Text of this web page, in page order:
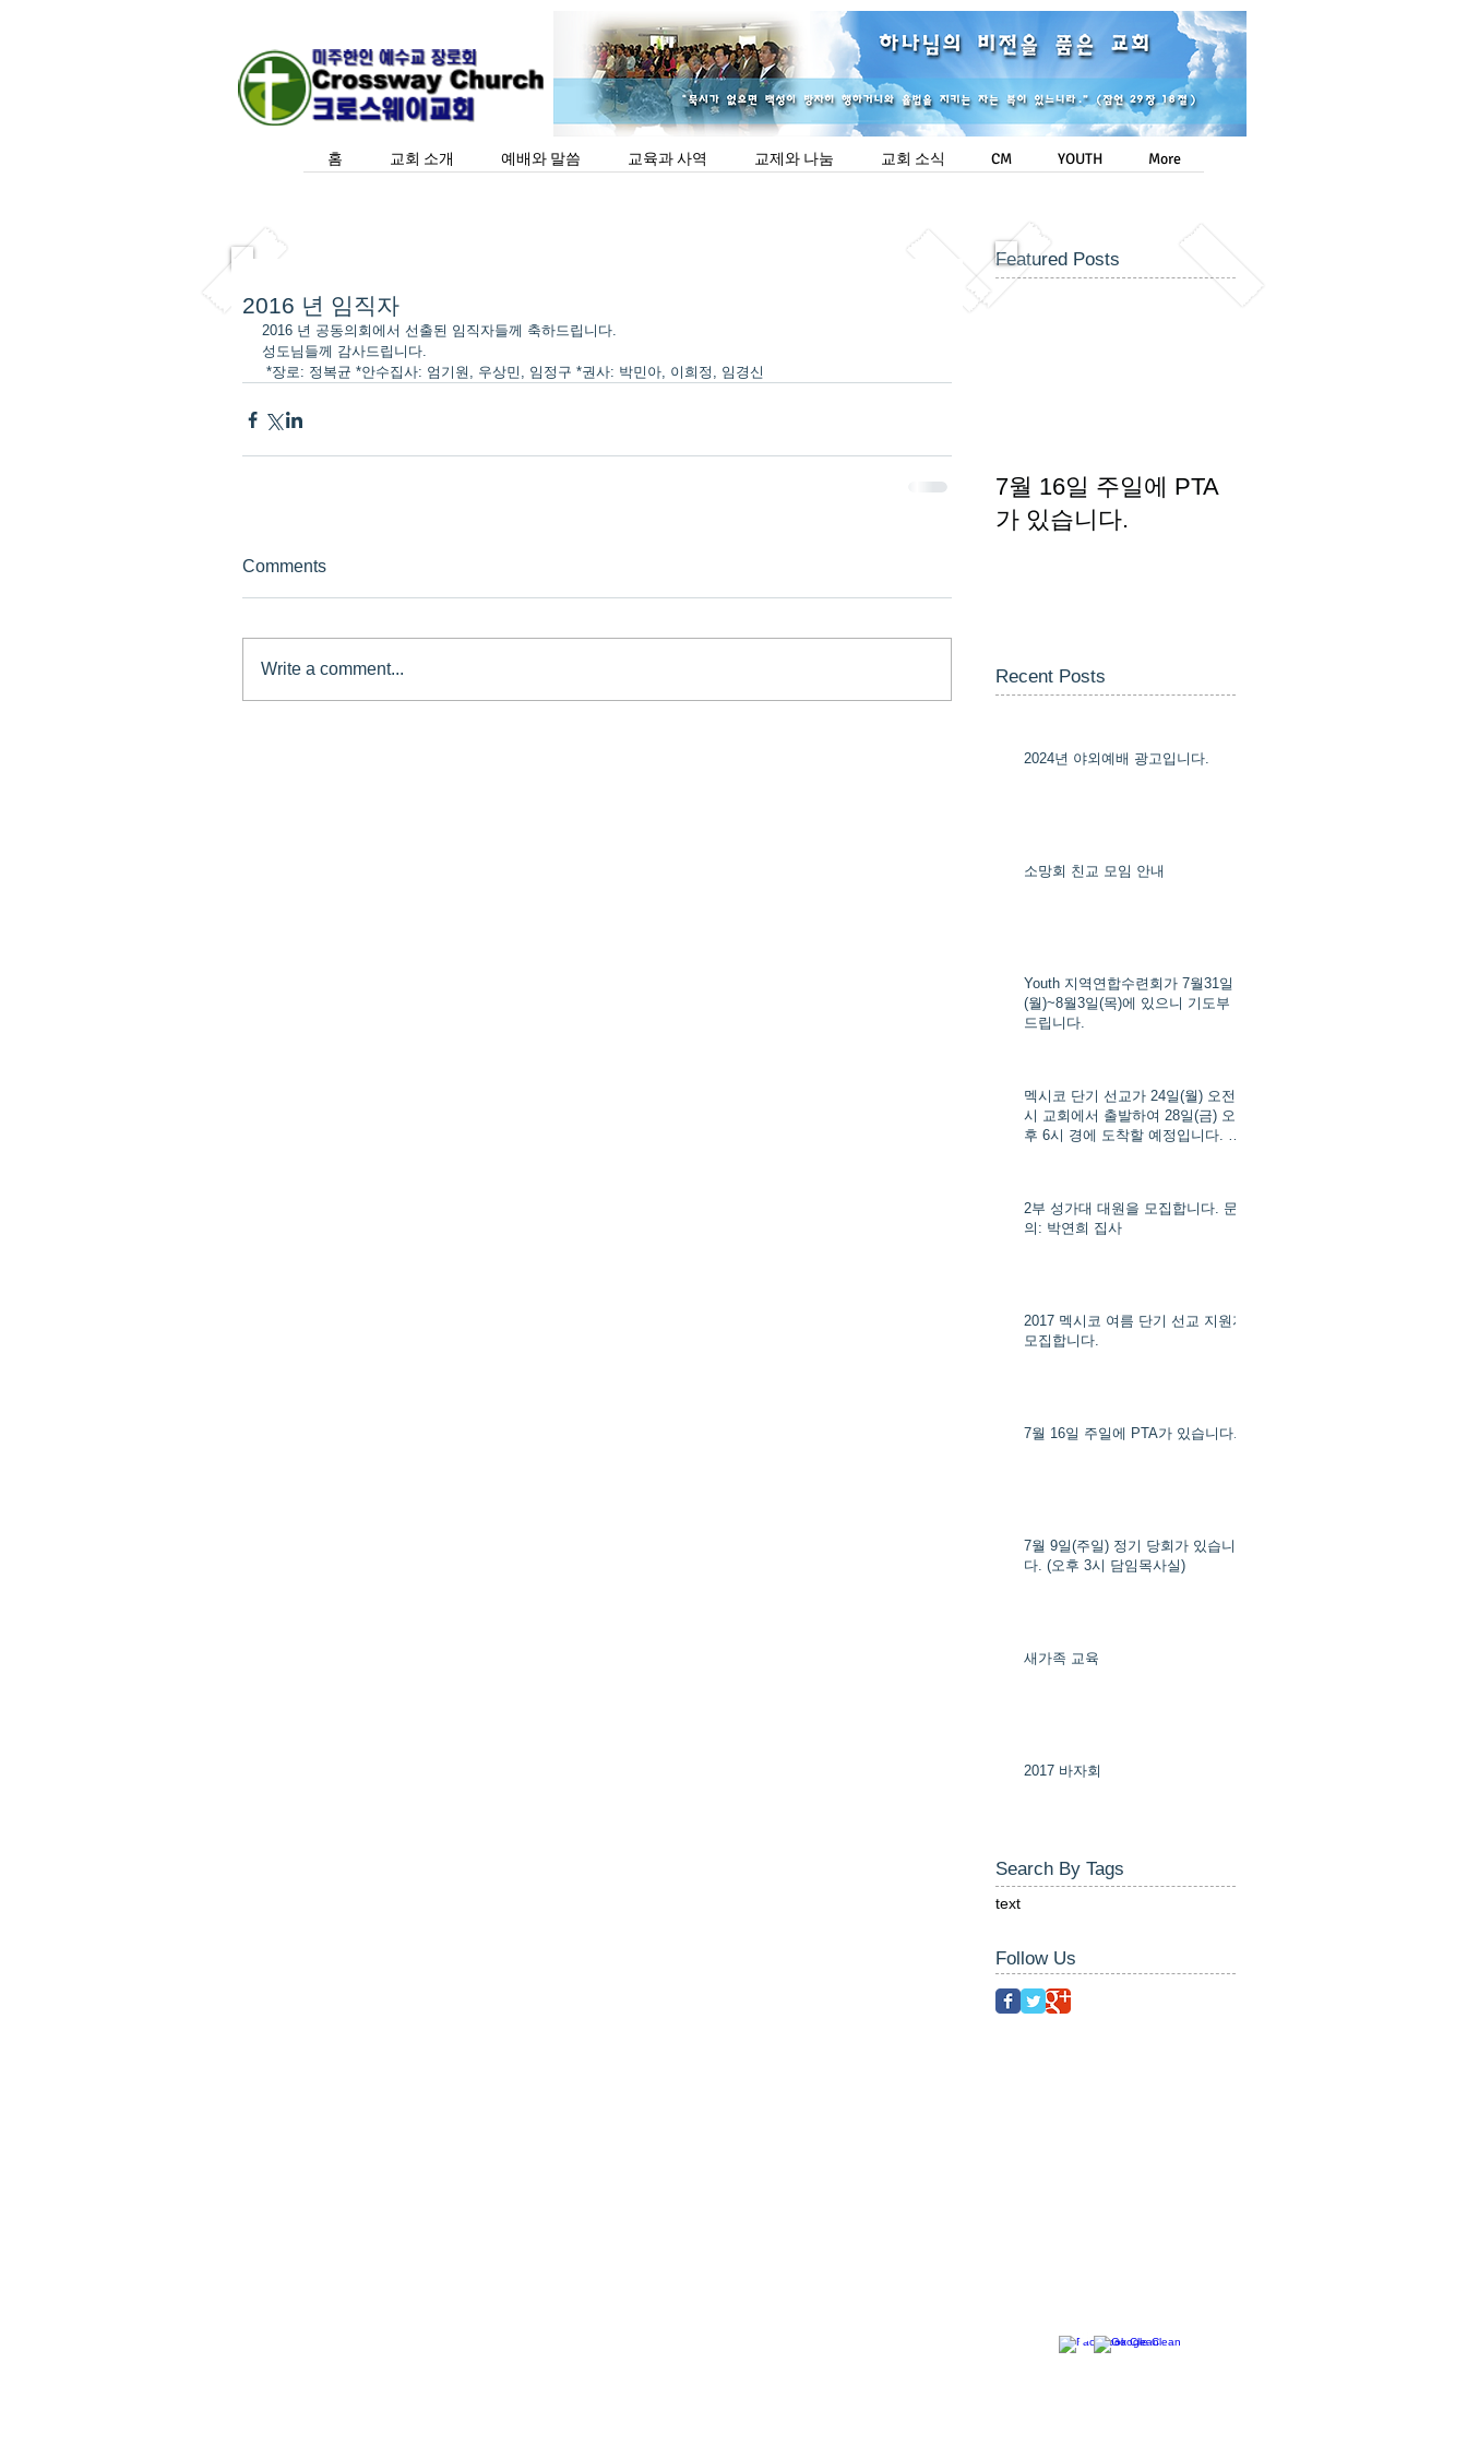
Login/Sign up
홈 교회 소개 예배와 말씀 교육과 사역 교제와 나눔 교회 소식 CM YOUTH More
2016 년 임직자
2016 년 공동의회에서 선출된 임직자들께 축하드립니다.
성도님들께 감사드립니다.
*장로: 정복균 *안수집사: 엄기원, 우상민, 임정구 *권사: 박민아, 이희정, 임경신
Comments
Write a comment...
Featured Posts
7월 16일 주일에 PTA
가 있습니다.
Recent Posts
2024년 야외예배 광고입니다.
소망회 친교 모임 안내
Youth 지역연합수련회가 7월31일
(월)~8월3일(목)에 있으니 기도부 탁
드립니다.
멕시코 단기 선교가 24일(월) 오전 8
시 교회에서 출발하여 28일(금) 오
후 6시 경에 도착할 예정입니다. 문
2부 성가대 대원을 모집합니다. 문
의: 박연희 집사
2017 멕시코 여름 단기 선교 지원자
모집합니다.
7월 16일 주일에 PTA가 있습니다.
7월 9일(주일) 정기 당회가 있습니
다. (오후 3시 담임목사실)
새가족 교육
2017 바자회
Search By Tags
text
Follow Us